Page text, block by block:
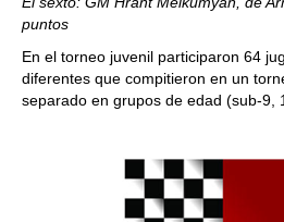
puntos
En el torneo juvenil participaron 64
diferentes que compitieron en un
separado en grupos de edad (sub-9,